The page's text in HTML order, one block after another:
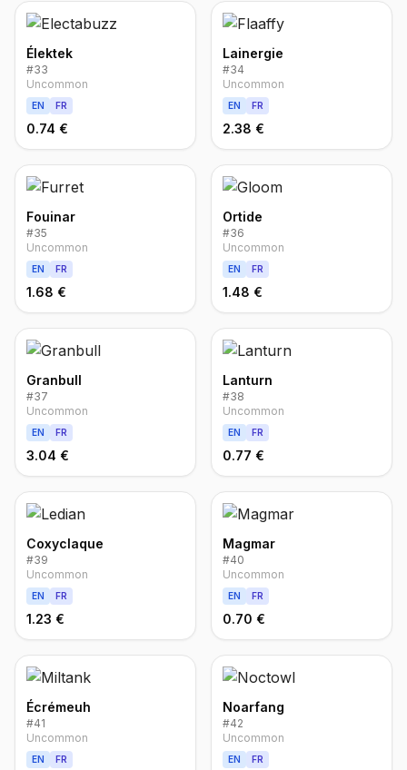
Élektek
#33
Uncommon
EN FR
0.74 €
Lainergie
#34
Uncommon
EN FR
2.38 €
Fouinar
#35
Uncommon
EN FR
1.68 €
Ortide
#36
Uncommon
EN FR
1.48 €
Granbull
#37
Uncommon
EN FR
3.04 €
Lanturn
#38
Uncommon
EN FR
0.77 €
Coxyclaque
#39
Uncommon
EN FR
1.23 €
Magmar
#40
Uncommon
EN FR
0.70 €
Écrémeuh
#41
Uncommon
EN FR
Noarfang
#42
Uncommon
EN FR